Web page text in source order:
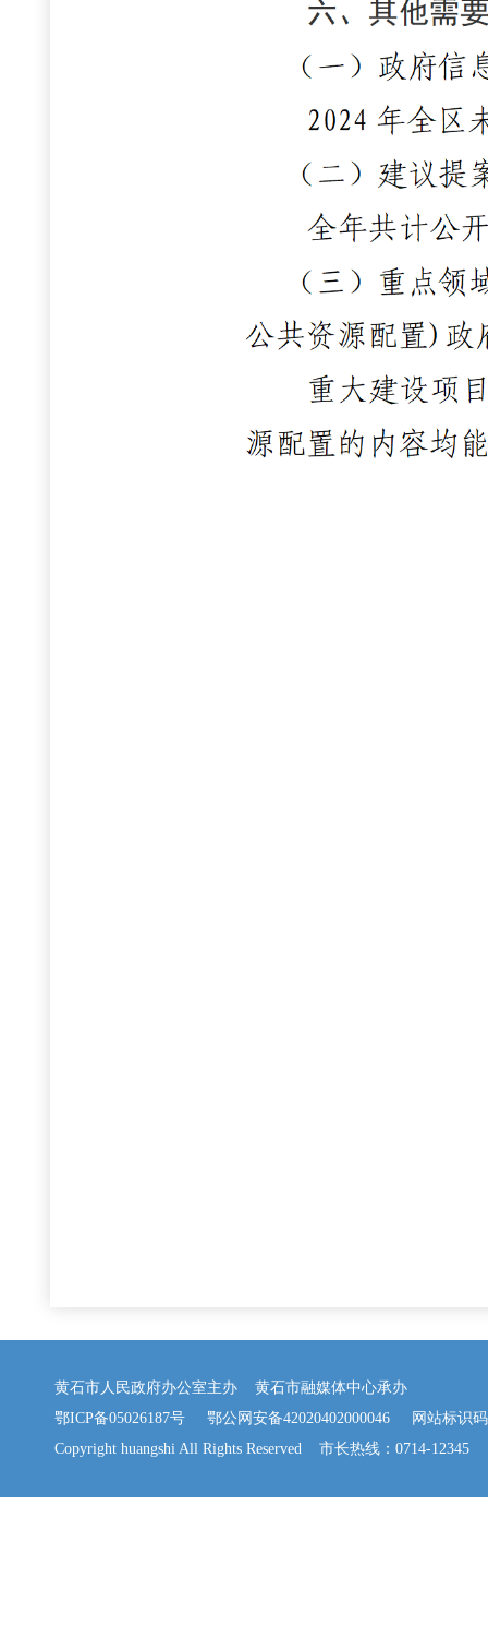
黄石市人民政府办公室主办 黄石市融媒体中心承办
鄂ICP备05026187号
鄂公网安备42020402000046 网站标识码
Copyright huangshi All Rights Reserved 市长热线：0714-12345